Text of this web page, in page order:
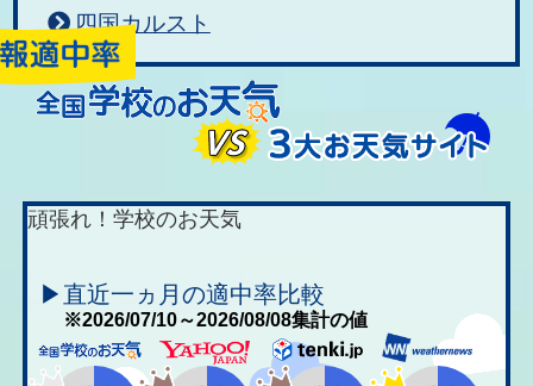
四国カルスト
頑張れ！学校のお天気
▶直近一ヵ月の適中率比較
※2026/07/10～2026/08/08集計の値